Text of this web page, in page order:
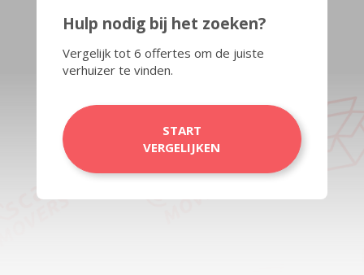
Hulp nodig bij het zoeken?
Vergelijk tot 6 offertes om de juiste
verhuizer te vinden.
START
VERGELIJKEN